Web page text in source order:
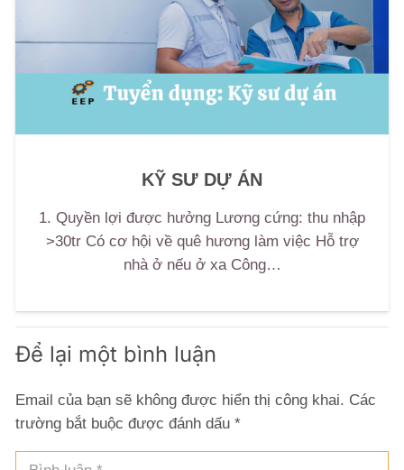
KỸ SƯ DỰ ÁN
1. Quyền lợi được hưởng Lương cứng: thu nhập
>30tr Có cơ hội về quê hương làm việc Hỗ trợ
nhà ở nếu ở xa Công…
Để lại một bình luận
Email của bạn sẽ không được hiển thị công khai. Các
trường bắt buộc được đánh dấu *